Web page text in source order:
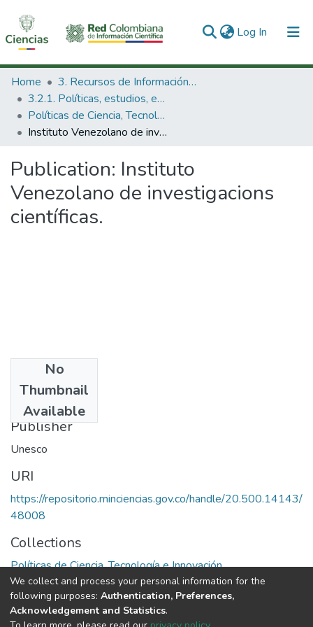
Log In (current)
Communities & Collections
All of DSpace
Statistics
Home
3. Recursos de Información Científica y Tecnológica
3.2.1. Políticas, estudios, evaluaciones e indicadores de CTeI
Políticas de Ciencia, Tecnología e Innovación
Instituto Venezolano de investigacions científicas.
Publication: Instituto
Venezolano de investigacions
científicas.
No
Thumbnail
Available
1968
Publisher
Unesco
URI
https://repositorio.minciencias.gov.co/handle/20.500.14143/
48008
Collections
Políticas de Ciencia, Tecnología e Innovación
Full item page
We collect and process your personal information for the
following purposes: Authentication, Preferences,
Acknowledgement and Statistics.